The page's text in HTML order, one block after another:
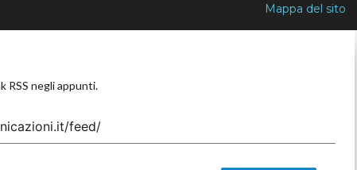
Mappa del sito
RSS negli appunti.